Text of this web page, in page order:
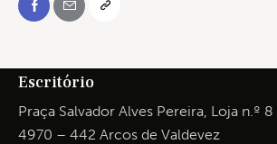
Escritório
Praça Salvador Alves Pereira, Loja n.º 8
4970 – 442 Arcos de Valdevez